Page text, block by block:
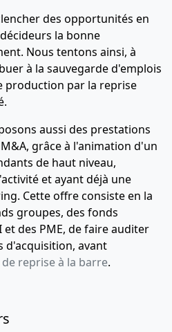
Transfert
siège social
et
établissement
principal
11-
2010
constitutifs
Constitution
d'une
société
commerciale
par création
des opportunités en
la bonne
Nous tentons ainsi, à
à la sauvegarde d'emplois
production par la reprise
aussi des prestations
grâce à l'animation d'un
de haut niveau,
et ayant déjà une
Cette offre consiste en la
groupes, des fonds
des PME, de faire auditer
d'acquisition, avant
reprise à la barre.